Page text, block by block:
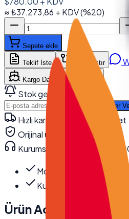
≈₺37.273,86 + KDV(%20)
Sepete ekle
Teklif İste Karşılaştır
Kargo Dahil Fiyat Hesapla
Stok gelince haber ver
Haber
Hızlı kargo · kurumsal teslimat
Orijinal ürün · garanti
Kurumsal teknik destek
·
Model
Kutu Ölçüleri
En 22.5
Ürün Açıklaması